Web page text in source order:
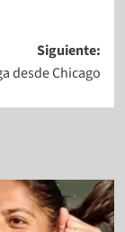
Siguiente:
desde Chicago